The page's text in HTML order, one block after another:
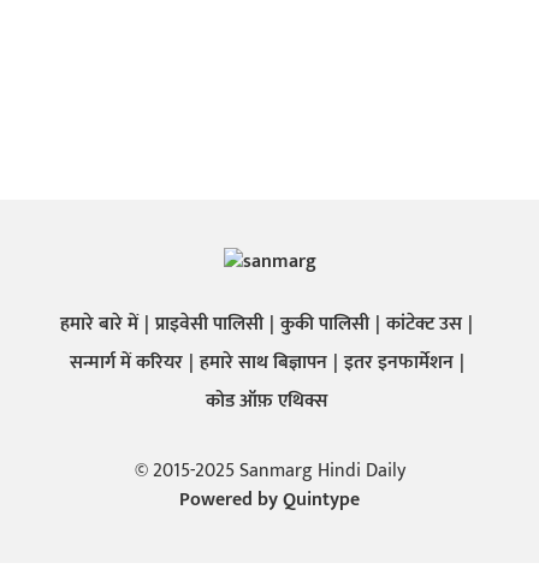
हमारे बारे में प्राइवेसी पालिसी कुकी पालिसी कांटेक्ट उस
सन्मार्ग में करियर हमारे साथ बिज्ञापन इतर इनफार्मेशन
कोड ऑफ़ एथिक्स
© 2015-2025 Sanmarg Hindi Daily
Powered byQuintype